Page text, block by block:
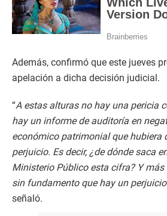
Además, confirmó que este jueves
apelación a dicha decisión judicial.
“A estas alturas no hay una pericia
hay un informe de auditoría en
económico patrimonial que hubiera
perjuicio. Es decir, ¿de dónde saca
Ministerio Público esta cifra? Y más
sin fundamento que hay un
señaló.